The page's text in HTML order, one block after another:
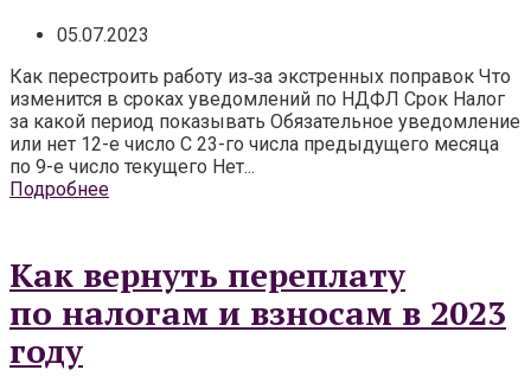
05.07.2023
Как перестроить работу из‑за экстренных поправок Что
изменится в сроках уведомлений по НДФЛ Срок Налог
за какой период показывать Обязательное уведомление
или нет 12-е число С 23-го числа предыдущего месяца
по 9-е число текущего Нет...
Подробнее
Как вернуть переплату
по налогам и взносам в 2023
году